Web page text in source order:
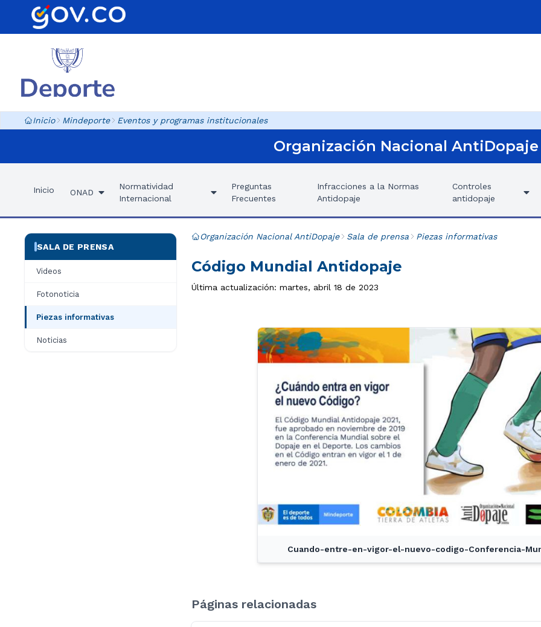
Inicio Mindeporte Eventos y programas institucionales
Organización Nacional AntiDopaje
Inicio ONAD
Normatividad
Internacional
Preguntas
Frecuentes
Infracciones a la Normas
Antidopaje
Controles
antidopaje
SALA DE PRENSA
Videos
Fotonoticia
Piezas informativas
Noticias
Organización Nacional AntiDopaje Sala de prensa Piezas informativas
Código Mundial Antidopaje
Última actualización: martes, abril 18 de 2023
Cuando-entre-en-vigor-el-nuevo-codigo-Conferencia-
Páginas relacionadas